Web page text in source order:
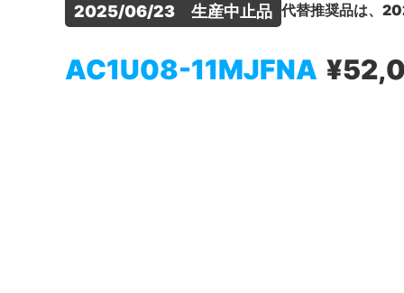
2025/06/23　生産中止品 代替推奨品は、
AC1U08-11MJFNA